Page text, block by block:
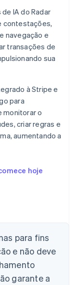
IA do Radar
contestações,
navegação e
transações de
sua
à Stripe e
para
monitorar o
criar regras e
aumentando a
hoje
para fins
e não deve
garante a